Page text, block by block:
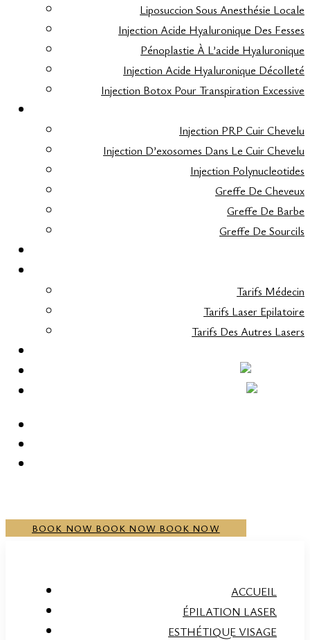
Liposuccion Sous Anesthésie Locale
Injection Acide Hyaluronique Des Fesses
Pénoplastie À L’acide Hyaluronique
Injection Acide Hyaluronique Décolleté
Injection Botox Pour Transpiration Excessive
Injection PRP Cuir Chevelu
Injection D’exosomes Dans Le Cuir Chevelu
Injection Polynucleotides
Greffe De Cheveux
Greffe De Barbe
Greffe De Sourcils
Tarifs Médecin
Tarifs Laser Epilatoire
Tarifs Des Autres Lasers
BOOK NOW BOOK NOW BOOK NOW
ACCUEIL
ÉPILATION LASER
ESTHÉTIQUE VISAGE